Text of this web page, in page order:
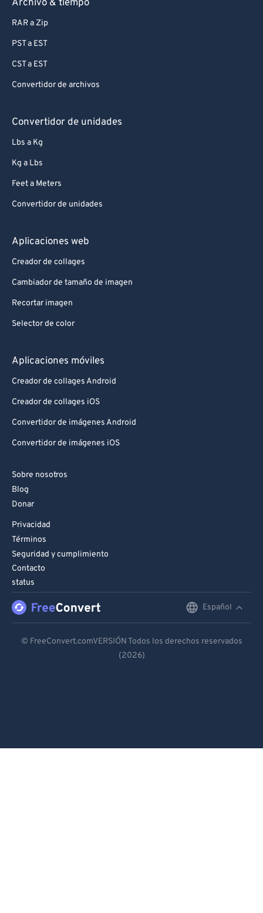
Archivo & tiempo
RAR a Zip
PST a EST
CST a EST
Convertidor de archivos
Convertidor de unidades
Lbs a Kg
Kg a Lbs
Feet a Meters
Convertidor de unidades
Aplicaciones web
Creador de collages
Cambiador de tamaño de imagen
Recortar imagen
Selector de color
Aplicaciones móviles
Creador de collages Android
Creador de collages iOS
Convertidor de imágenes Android
Convertidor de imágenes iOS
Sobre nosotros
Blog
Donar
Privacidad
Términos
Seguridad y cumplimiento
Contacto
status
Español
Español
© FreeConvert.comVERSIÓN Todos los derechos reservados
(2026)